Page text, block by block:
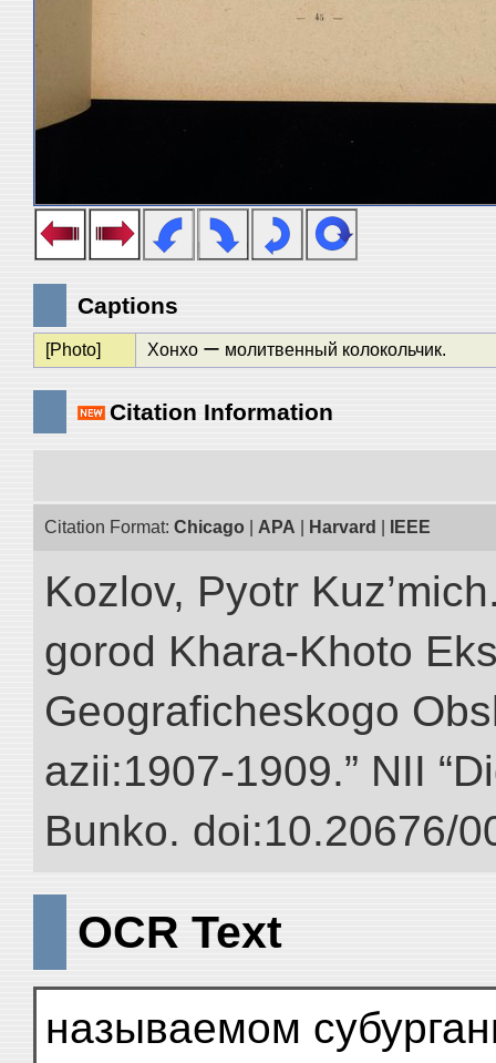
Captions
[Photo] Хонхо ー молитвенный колокольчик.
Citation Information
Citation Format: Chicago APA Harvard IEEE
Kozlov, Pyotr
gorod Khara-Khoto
Geograficheskogo
azii:1907-1909.” NII
Bunko. doi:10.20676/
OCR Text
называемом